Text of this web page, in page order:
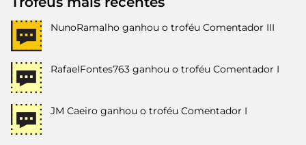
NunoRamalho ganhou o troféu Comentador III
RafaelFontes763 ganhou o troféu Comentador I
JM Caeiro ganhou o troféu Comentador I